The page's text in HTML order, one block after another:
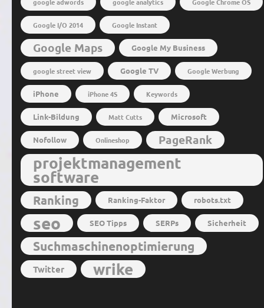
google adwords google analytics Google Chrome OS
Google I/O 2014 Google Instant
Google Maps Google My Business
google street view Google TV Google Werbung
iPhone iPhone 4S Keywords
Link-Bildung Matt Cutts Microsoft
Nofollow Onlineshop PageRank
projektmanagement
software
Ranking Ranking-Faktor robots.txt
seo SEO Tipps SERPs Sicherheit
Suchmaschinenoptimierung
Twitter wrike